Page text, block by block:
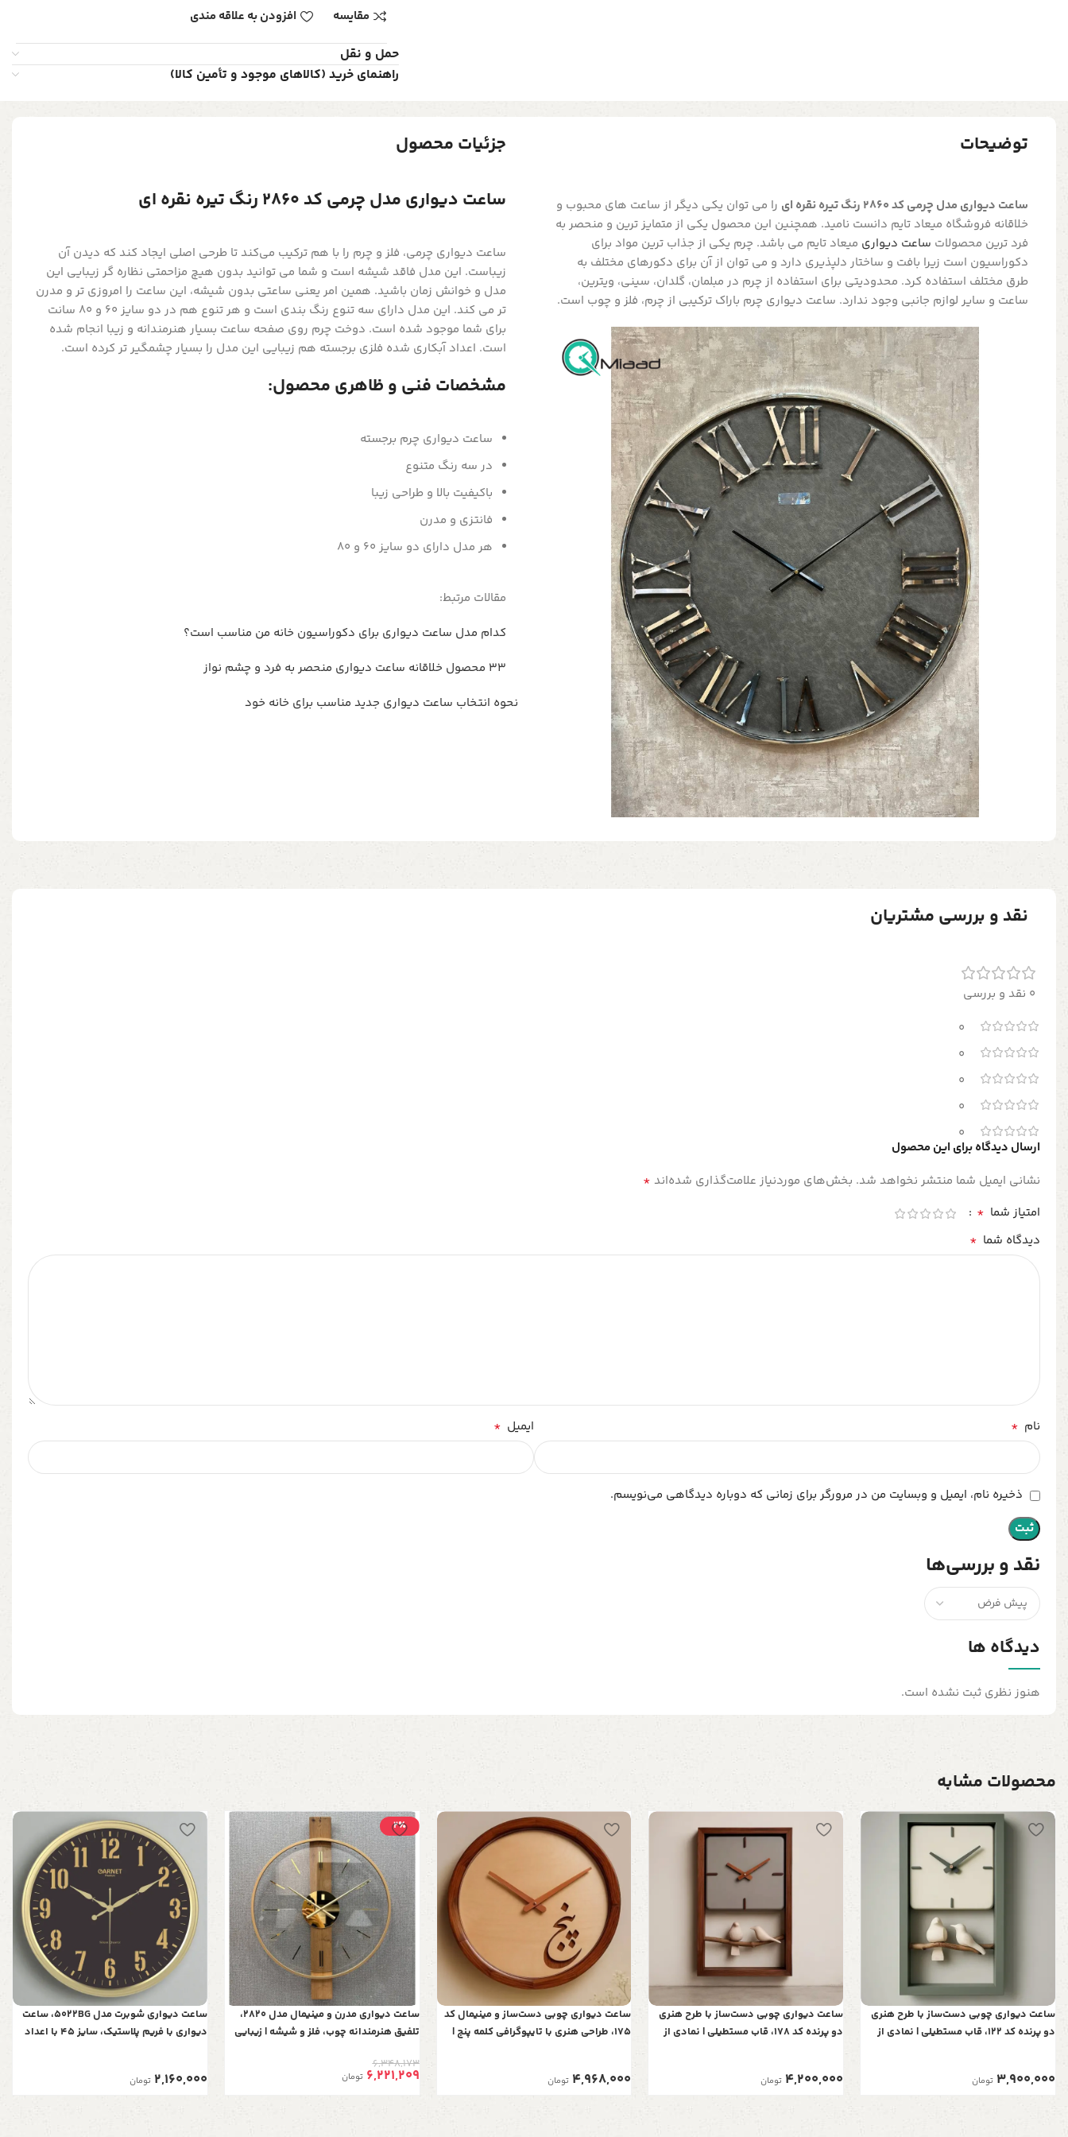
مقایسه افزودن به علاقه مندی
حمل و نقل
راهنمای خرید (کالاهای موجود و تأمین کالا)
توضیحات
ساعت دیواری مدل چرمی کد 2860 رنگ تیره نقره ای
را می توان یکی دیگر از ساعت های محبوب و
خلاقانه فروشگاه میعاد تایم دانست نامید. همچنین این محصول یکی از متمایز ترین و منحصر به
فرد ترین محصولات ساعت دیواری میعاد تایم می باشد. چرم یکی از جذاب ترین مواد برای
دکوراسیون است زیرا بافت و ساختار دلپذیری دارد و می توان از آن برای دکورهای مختلف به
طرق مختلف استفاده کرد. محدودیتی برای استفاده از چرم در مبلمان، گلدان، سینی، ویترین،
ساعت و سایر لوازم جانبی وجود ندارد. ساعت دیواری چرم باراک ترکیبی از چرم، فلز و چوب است.
جزئیات محصول
ساعت دیواری مدل چرمی کد 2860 رنگ تیره نقره ای
ساعت دیواری چرمی، فلز و چرم را با هم ترکیب می‌کند تا طرحی اصلی ایجاد کند که دیدن آن
زیباست. این مدل فاقد شیشه است و شما می توانید بدون هیچ مزاحمتی نظاره گر زیبایی این
مدل و خوانش زمان باشید. همین امر یعنی ساعتی بدون شیشه، این ساعت را امروزی تر و مدرن
تر می کند. این مدل دارای سه تنوع رنگ بندی است و هر تنوع هم در دو سایز 60 و 80 سانت
برای شما موجود شده است. دوخت چرم روی صفحه ساعت بسیار هنرمندانه و زیبا انجام شده
است. اعداد آبکاری شده فلزی برجسته هم زیبایی این مدل را بسیار چشمگیر تر کرده است.
مشخصات فنی و ظاهری محصول:
ساعت دیواری چرم برجسته
در سه رنگ متنوع
باکیفیت بالا و طراحی زیبا
فانتزی و مدرن
هر مدل دارای دو سایز 60 و 80
مقالات مرتبط:
کدام مدل ساعت دیواری برای دکوراسیون خانه من مناسب است؟
33 محصول خلاقانه ساعت دیواری منحصر به فرد و چشم نواز
نحوه انتخاب ساعت دیواری جدید مناسب برای خانه خود
نقد و بررسی مشتریان
0 نقد و بررسی
0
0
0
0
0
نقد و بررسی‌ها
دیدگاه ها
هنوز نظری ثبت نشده است.
ارسال دیدگاه برای این محصول
نشانی ایمیل شما منتشر نخواهد شد. بخش‌های موردنیاز علامت‌گذاری شده‌اند *
امتیاز شما *
دیدگاه شما *
نام * ایمیل *
ذخیره نام، ایمیل و وبسایت من در مرورگر برای زمانی که دوباره دیدگاهی می‌نویسم.
محصولات مشابه
ساعت دیواری چوبی دست‌ساز با طرح هنری
دو پرنده کد 122، قاب مستطیلی | نمادی از
3,900,000 تومان
ساعت دیواری چوبی دست‌ساز با طرح هنری
دو پرنده کد 178، قاب مستطیلی | نمادی از
4,200,000 تومان
ساعت دیواری چوبی دست‌ساز و مینیمال کد
175، طراحی هنری با تایپوگرافی کلمه پنج |
4,968,000 تومان
2٪
ساعت‌ دیواری مدرن و مینیمال مدل 2820،
تلفیق هنرمندانه چوب، فلز و شیشه | زیبایی
6,348,173
6,221,209 تومان
ساعت دیواری شوبرت مدل 5022BG، ساعت
دیواری با فریم پلاستیک، سایز 45 با اعداد
2,160,000 تومان